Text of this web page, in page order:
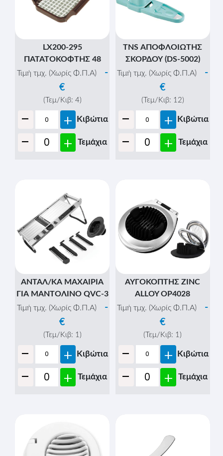
LX200-295
ΠΑΤΑΤΟΚΟΦΤΗΣ 48
Τιμή τμχ. (Χωρίς Φ.Π.Α)
-
€
(Τεμ/Κιβ: 4)
- + Κιβώτια
- + Τεμάχια
TNS ΑΠΟΦΛΟΙΩΤΗΣ
ΣΚΟΡΔΟΥ (DS-5002)
Τιμή τμχ. (Χωρίς Φ.Π.Α)
-
€
(Τεμ/Κιβ: 12)
- + Κιβώτια
- + Τεμάχια
ΑΝΤΑΛ/ΚΑ ΜΑΧΑΙΡΙΑ
ΓΙΑ ΜΑΝΤΟΛΙΝΟ QVC-3
Τιμή τμχ. (Χωρίς Φ.Π.Α)
-
€
(Τεμ/Κιβ: 1 )
- + Κιβώτια
- + Τεμάχια
ΑΥΓΟΚΟΠΤΗΣ ZINC
ALLOY OP4028
Τιμή τμχ. (Χωρίς Φ.Π.Α)
-
€
(Τεμ/Κιβ: 1)
- + Κιβώτια
- + Τεμάχια